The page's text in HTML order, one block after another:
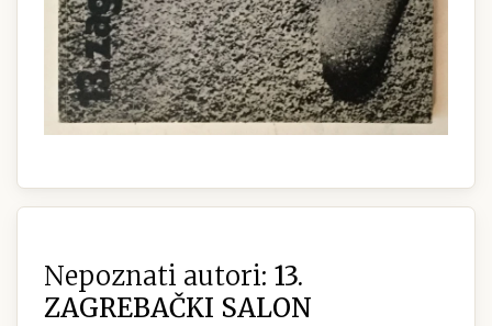
Nepoznati autori: 13.
ZAGREBAČKI SALON